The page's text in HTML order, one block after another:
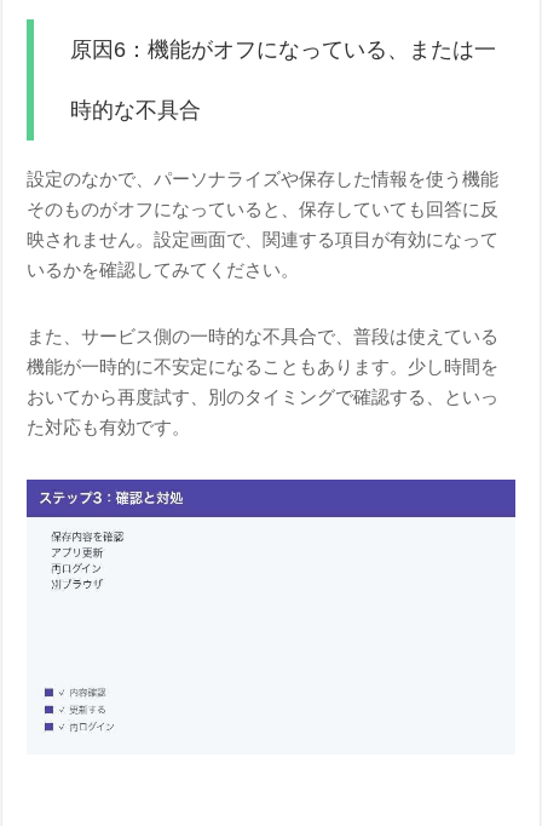
原因6：機能がオフになっている、または一
時的な不具合
設定のなかで、パーソナライズや保存した情報を使う機能
そのものがオフになっていると、保存していても回答に反
映されません。設定画面で、関連する項目が有効になって
いるかを確認してみてください。
また、サービス側の一時的な不具合で、普段は使えている
機能が一時的に不安定になることもあります。少し時間を
おいてから再度試す、別のタイミングで確認する、といっ
た対応も有効です。